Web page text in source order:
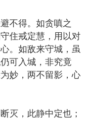
不得。如贪嗔之
住戒定慧，用以对
。如敌来守城，虽
可入城，非究竟
妙，两不留影，心
，此静中定也；